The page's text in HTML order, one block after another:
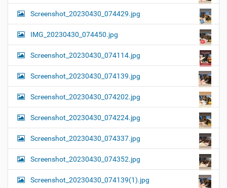
Screenshot_20230430_074429.jpg
IMG_20230430_074450.jpg
Screenshot_20230430_074114.jpg
Screenshot_20230430_074139.jpg
Screenshot_20230430_074202.jpg
Screenshot_20230430_074224.jpg
Screenshot_20230430_074337.jpg
Screenshot_20230430_074352.jpg
Screenshot_20230430_074139(1).jpg